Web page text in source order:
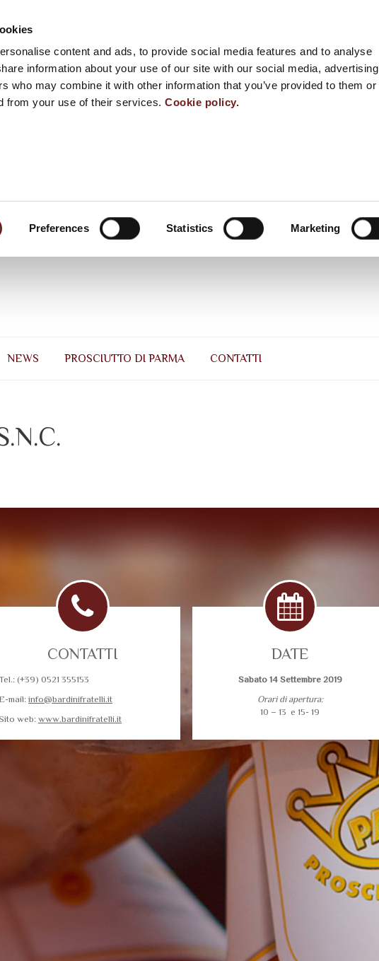
content and ads, to provide social media features and to analyse
information about your use of our site with our social media, advertising
who may combine it with other information that you’ve provided to them or
from your use of their services.Cookie policy.
Preferences Statistics Marketing
NEWS PROSCIUTTO DI PARMA CONTATTI
CONTATTI
(+39) 0521 355153
E-mail: info@bardinifratelli.it
web: www.bardinifratelli.it
DATE
Sabato 14 Settembre 2019
Orari di apertura:
10 – 13 e 15- 19